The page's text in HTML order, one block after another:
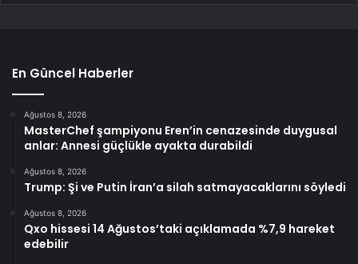
En Güncel Haberler
Ağustos 8, 2026
MasterChef şampiyonu Eren’in cenazesinde duygusal
anlar: Annesi güçlükle ayakta durabildi
Ağustos 8, 2026
Trump: Şi ve Putin İran’a silah satmayacaklarını söyledi
Ağustos 8, 2026
Qxo hissesi 14 Ağustos’taki açıklamada %7,9 hareket
edebilir